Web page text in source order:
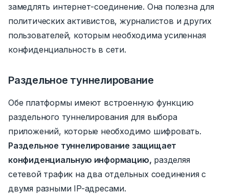
замедлять интернет-соединение. Она полезна для
политических активистов, журналистов и других
пользователей, которым необходима усиленная
конфиденциальность в сети.
Раздельное туннелирование
Обе платформы имеют встроенную функцию
раздельного туннелирования для выбора
приложений, которые необходимо шифровать.
Раздельное туннелирование защищает
конфиденциальную информацию, разделяя
сетевой трафик на два отдельных соединения с
двумя разными IP-адресами.